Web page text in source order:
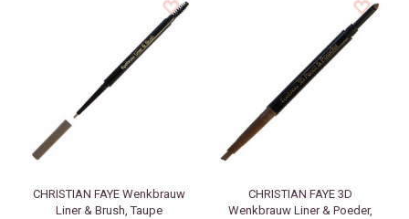
CHRISTIAN FAYE Wenkbrauw
Liner & Brush, Taupe
CHRISTIAN FAYE3D
Wenkbrauw Liner & Poeder,